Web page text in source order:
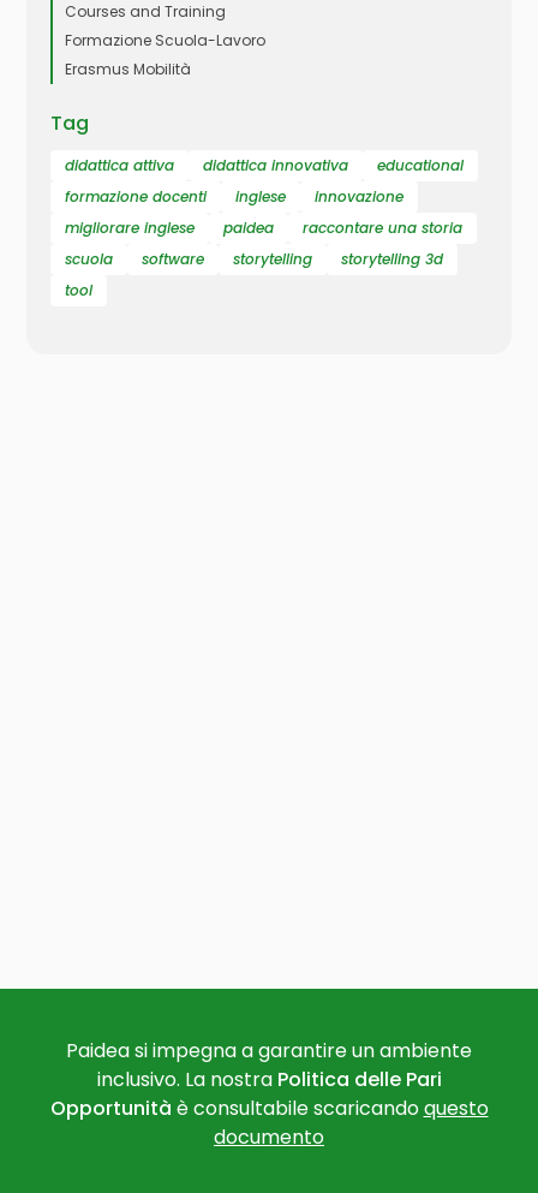
Courses and Training
Formazione Scuola-Lavoro
Erasmus Mobilità
Tag
didattica attiva didattica innovativa
educational
formazione docenti
inglese
innovazione
migliorare inglese
paidea
raccontare una storia
scuola
software storytelling
storytelling 3d
tool
Paidea si impegna a garantire un ambiente
inclusivo. La nostra Politica delle Pari
Opportunità è consultabile scaricandoquesto
documento